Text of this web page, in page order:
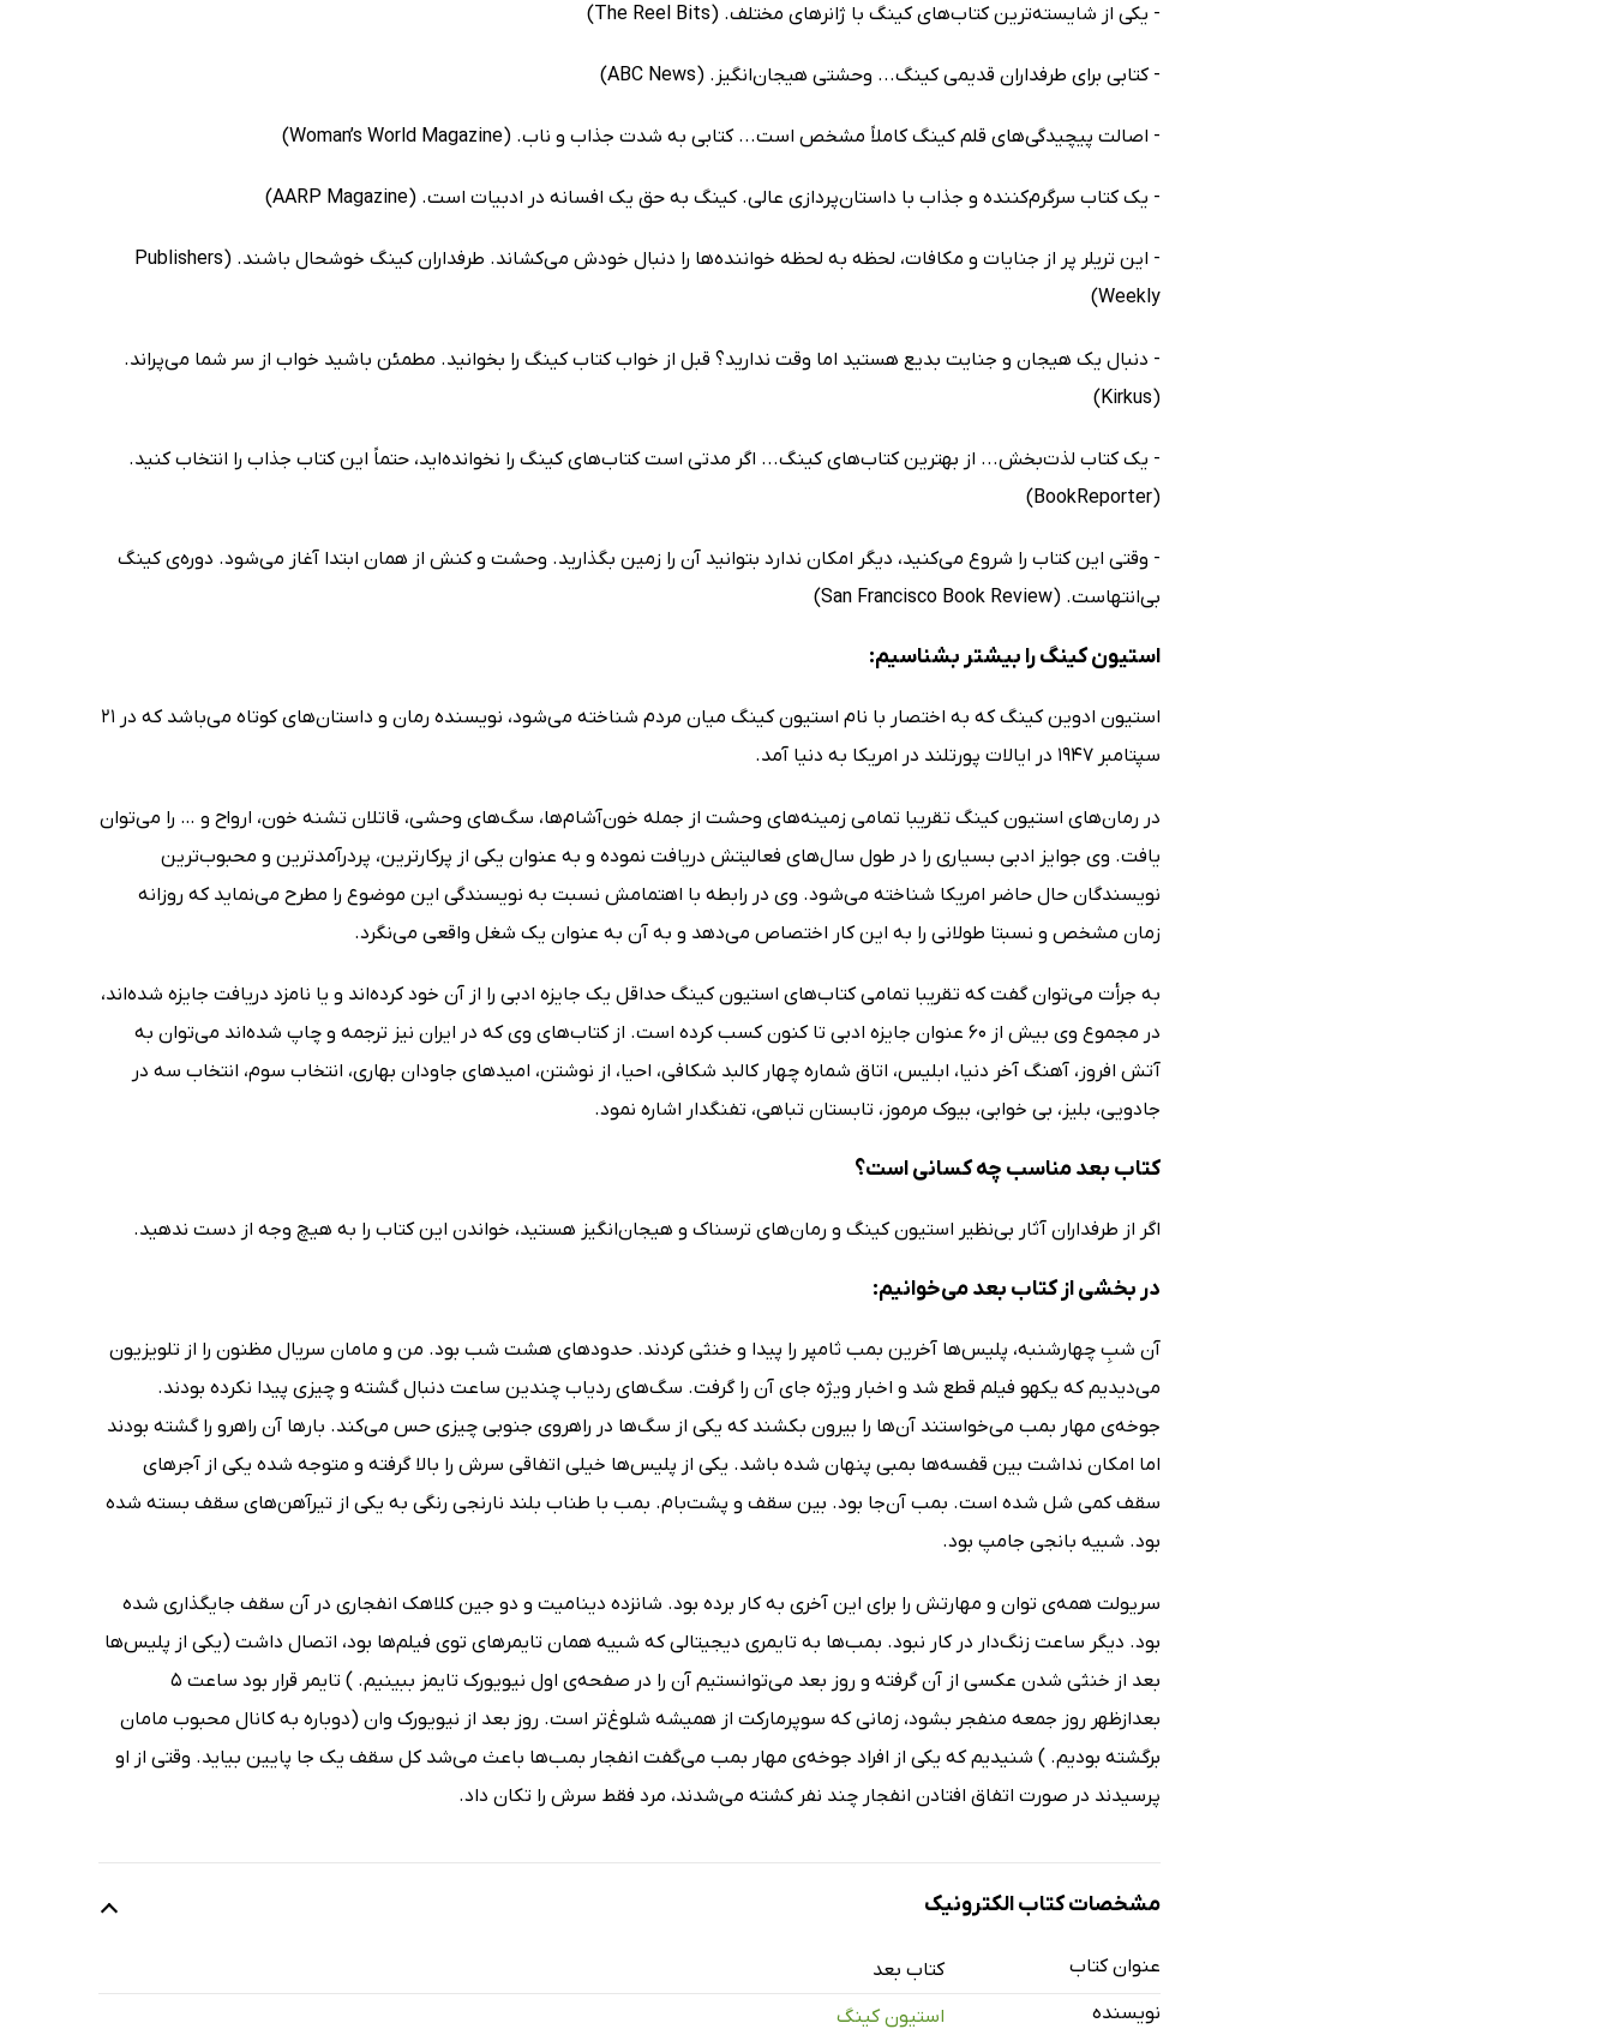
- یکی از شایسته‌ترین کتاب‌های کینگ با ژانرهای مختلف. (The Reel Bits)
- کتابی برای طرفداران قدیمی کینگ... وحشتی هیجان‌انگیز. (ABC News)
- اصالت پیچیدگی‌های قلم کینگ کاملاً مشخص است... کتابی به شدت جذاب و ناب. (Woman’s World Magazine)
- یک کتاب سرگرم‌کننده و جذاب با داستا‌ن‌پردازی عالی. کینگ به حق یک افسانه‌ در ادبیات است. (AARP Magazine)
- این تریلر پر از جنایات و مکافات، لحظه به لحظه خواننده‌ها را دنبال خودش می‌کشاند. طرفداران کینگ خوشحال باشند. (Publishers
Weekly)
- دنبال یک هیجان و جنایت بدیع هستید اما وقت ندارید؟ قبل از خواب کتاب کینگ را بخوانید. مطمئن باشید خواب از سر شما می‌پراند.
(Kirkus)
- یک کتاب لذت‌بخش... از بهترین کتاب‌های کینگ... اگر مدتی است کتاب‌های کینگ را نخوانده‌اید، حتماً این کتاب جذاب را انتخاب کنید.
(BookReporter)
- وقتی این کتاب را شروع می‌کنید، دیگر امکان ندارد بتوانید آن را زمین بگذارید. وحشت و کنش از همان ابتدا آغاز می‌شود. دوره‌ی کینگ
بی‌انتهاست. (San Francisco Book Review)
استیون کینگ را بیشتر بشناسیم:
استیون ادوین کینگ که به اختصار با نام استیون کینگ میان مردم شناخته می‌شود، نویسنده رمان و داستان‌های کوتاه می‌باشد که در 21
سپتامبر 1947 در ایالات پورتلند در امریکا به دنیا آمد.
در رمان‌های استیون کینگ تقریبا تمامی زمینه‌های وحشت از جمله خون‌آشام‌ها، سگ‌های وحشی، قاتلان تشنه خون، ارواح و … را می‌توان
یافت. وی جوایز ادبی بسیاری را در طول سال‌های فعالیتش دریافت نموده و به عنوان یکی از پرکارترین، پردرآمدترین و محبوب‌ترین
نویسندگان حال حاضر امریکا شناخته می‌شود. وی در رابطه با اهتمامش نسبت به نویسندگی این موضوع را مطرح می‌نماید که روزانه
زمان مشخص و نسبتا طولانی را به این کار اختصاص می‌دهد و به آن به عنوان یک شغل واقعی می‌نگرد.
به جرأت می‌توان گفت که تقریبا تمامی کتاب‌های استیون کینگ حداقل یک جایزه ادبی را از آن خود کرده‌اند و یا نامزد دریافت جایزه شده‌اند،
در مجموع وی بیش از 60 عنوان جایزه ادبی تا کنون کسب کرده است. از کتاب‌های وی که در ایران نیز ترجمه و چاپ شده‌اند می‌توان به
آتش افروز، آهنگ آخر دنیا، ابلیس، اتاق شماره چهار کالبد شکافی، احیا، از نوشتن، امیدهای جاودان بهاری، انتخاب سوم، انتخاب سه در
جادویی، بلیز، بی خوابی، بیوک مرموز، تابستان تباهی، تفنگدار اشاره نمود.
کتاب بعد مناسب چه کسانی است؟
اگر از طرفداران آثار بی‌نظیر استیون کینگ و رمان‌های ترسناک و هیجان‌انگیز هستید، خواندن این کتاب را به هیچ وجه از دست ندهید.
در بخشی از کتاب بعد می‌خوانیم:
آن شبِ چهارشنبه، پلیس‌ها آخرین بمب ثامپر را پیدا و خنثی کردند. حدودهای هشت شب بود. من و مامان سریال مظنون را از تلویزیون
می‌دیدیم که یکهو فیلم قطع شد و اخبار ویژه جای آن را گرفت. سگ‌های ردیاب چندین ساعت دنبال گشته و چیزی پیدا نکرده بودند.
جوخه‌ی مهار بمب می‌خواستند آن‌ها را بیرون بکشند که یکی از سگ‌ها در راهروی جنوبی چیزی حس می‌کند. بارها آن راهرو را گشته بودند
اما امکان نداشت بین قفسه‌ها بمبی پنهان شده باشد. یکی از پلیس‌ها خیلی اتفاقی سرش را بالا گرفته و متوجه شده یکی از آجر‌های
سقف کمی شل شده است. بمب آن‌جا بود. بین سقف و پشت‌بام. بمب با طناب بلند نارنجی رنگی به یکی از تیرآهن‌های سقف بسته شده
بود. شبیه بانجی جامپ بود.
سریولت همه‌ی توان و مهارتش را برای این آخری به کار برده بود. شانزده دینامیت و دو جین کلاهک انفجاری در آن سقف جایگذاری شده
بود. دیگر ساعت زنگ‌دار در کار نبود. بمب‌ها به تایمری دیجیتالی که شبیه همان تایمرهای توی فیلم‌ها بود، اتصال داشت (یکی از پلیس‌ها
بعد از خنثی شدن عکسی از آن گرفته و روز بعد می‌توانستیم آن را در صفحه‌ی اول نیویورک تایمز ببینیم. ) تایمر قرار بود ساعت 5
بعدازظهر روز جمعه منفجر بشود، زمانی که سوپرمارکت از همیشه شلوغ‌تر است. روز بعد از نیویورک وان (دوباره به کانال محبوب مامان
برگشته بودیم. ) شنیدیم که یکی از افراد جوخه‌ی مهار بمب می‌گفت انفجار بمب‌ها باعث می‌شد کل سقف یک جا پایین بیاید. وقتی از او
پرسیدند در صورت اتفاق افتادن انفجار چند نفر کشته می‌شدند، مرد فقط سرش را تکان داد.
مشخصات کتاب الکترونیک
عنوان کتاب
کتاب بعد
نویسنده
استیون کینگ